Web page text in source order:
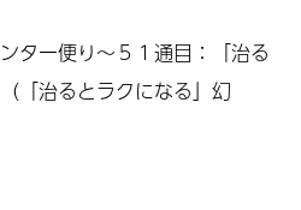
ター便り～５１通目：「治る
（「治るとラクになる」幻